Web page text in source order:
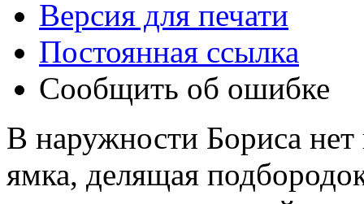
Версия для печати
Постоянная ссылка
Сообщить об ошибке
В наружности Бориса нет
ямка, делящая